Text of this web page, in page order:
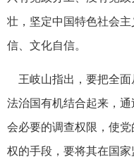
壮，坚定中国特色社会
信、文化自信。
王岐山指出，要把全面
法治国有机结合起来，
会必要的调查权限，使
权的手段，要将其在国